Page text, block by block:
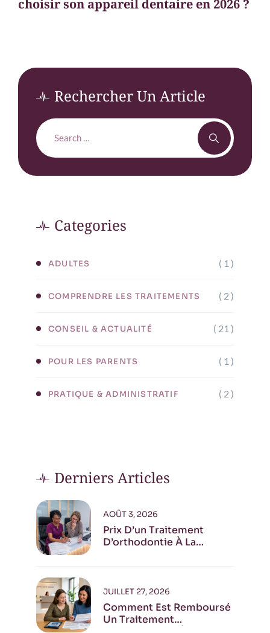
choisir son appareil dentaire en 2026 ?
Rechercher Un Article
Categories
ADULTES ( 1 )
COMPRENDRE LES TRAITEMENTS ( 2 )
CONSEIL & ACTUALITÉ ( 21 )
POUR LES PARENTS ( 1 )
PRATIQUE & ADMINISTRATIF ( 2 )
Derniers Articles
Prix D’un Traitement
D’orthodontie À La
AOÛT 3, 2026
Comment Est Remboursé
Un Traitement
JUILLET 27, 2026